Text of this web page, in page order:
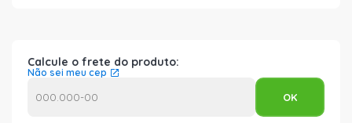
Calcule o frete do produto:
Não sei meu cep